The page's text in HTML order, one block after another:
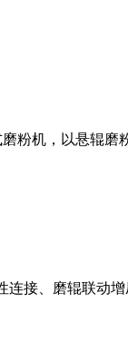
粉机，以悬辊磨
接、磨辊联动